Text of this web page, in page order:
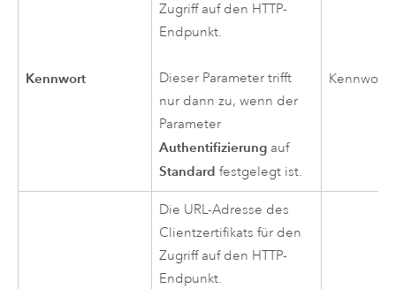
Kennwort
Zugriff auf den HTTP-
Endpunkt.
Dieser Parameter trifft
nur dann zu, wenn der
Parameter
Authentifizierung auf
Standard festgelegt ist.
Kennwort
Die URL-Adresse des
Clientzertifikats für den
Zugriff auf den HTTP-
Endpunkt.